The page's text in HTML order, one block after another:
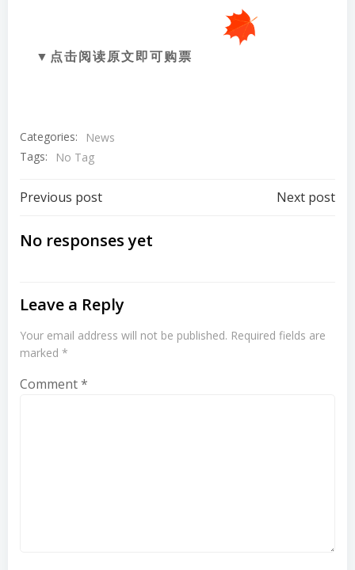
▼点击阅读原文即可购票
Categories:
News
Tags:
No Tag
Post
navigation
Previous post Next post
No responses yet
Leave a Reply
Your email address will not be published. Required fields are
marked *
Comment*